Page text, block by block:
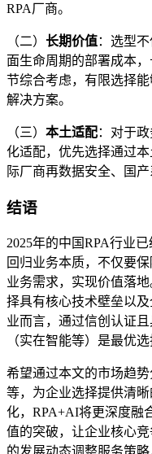
RPA厂商。
（二） 长期价值：选型
面生命周期的部署成本
节综合考虑，有限选择
解决方案。
（三） 本土适配：对于
化适配，优先选择通过
际厂商再数据安全、国
结语
2025年的中国RPA行业
回归业务本质，不仅要
业务需求，实现价值落
择具有核心技术壁垒以
业而言，通过信创认证
（实在智能等）是最优选
希望通过本文的市场趋
等，为企业选择提供清
化，RPA+AI将更深度融
值的突破，让企业核心